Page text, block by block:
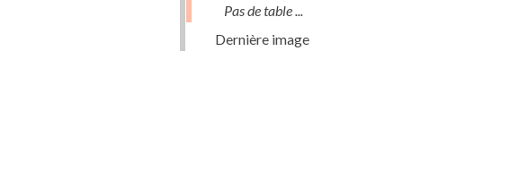
Pas de table ...
Dernière image